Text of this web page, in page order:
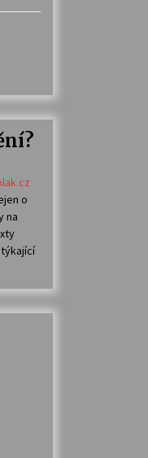
o
na